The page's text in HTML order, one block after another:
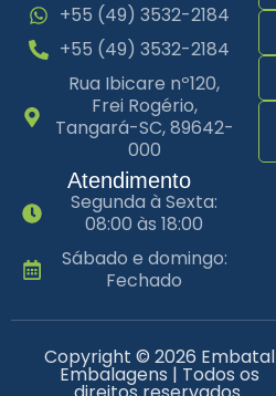
+55 (49) 3532-2184
+55 (49) 3532-2184
Rua Ibicare nº120,
Frei Rogério,
Tangará-SC, 89642-
000
Atendimento
Segunda à Sexta:
08:00 às 18:00
Sábado e domingo:
Fechado
Copyright © 2026 Embatal
Embalagens | Todos os